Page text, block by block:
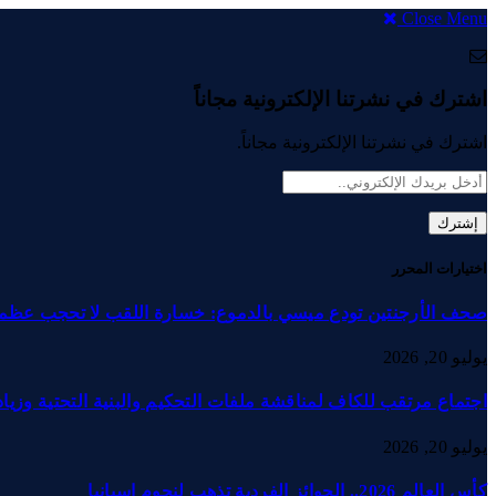
Close Menu
اشترك في نشرتنا الإلكترونية مجاناً
اشترك في نشرتنا الإلكترونية مجاناً.
اختيارات المحرر
صحف الأرجنتين تودع ميسي بالدموع: خسارة اللقب لا تحجب
يوليو 20, 2026
اجتماع مرتقب للكاف لمناقشة ملفات التحكيم والبنية التحتية
يوليو 20, 2026
كأس العالم 2026.. الجوائز الفردية تذهب لنجوم إسبانيا